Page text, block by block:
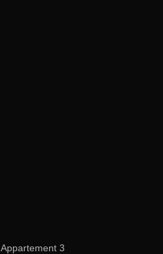
Appartement 3